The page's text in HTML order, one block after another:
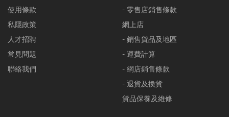
使用條款
私隱政策
人才招聘
常見問題
聯絡我們
- 零售店銷售條款
網上店
- 銷售貨品及地區
- 運費計算
- 網店銷售條款
- 退貨及換貨
貨品保養及維修